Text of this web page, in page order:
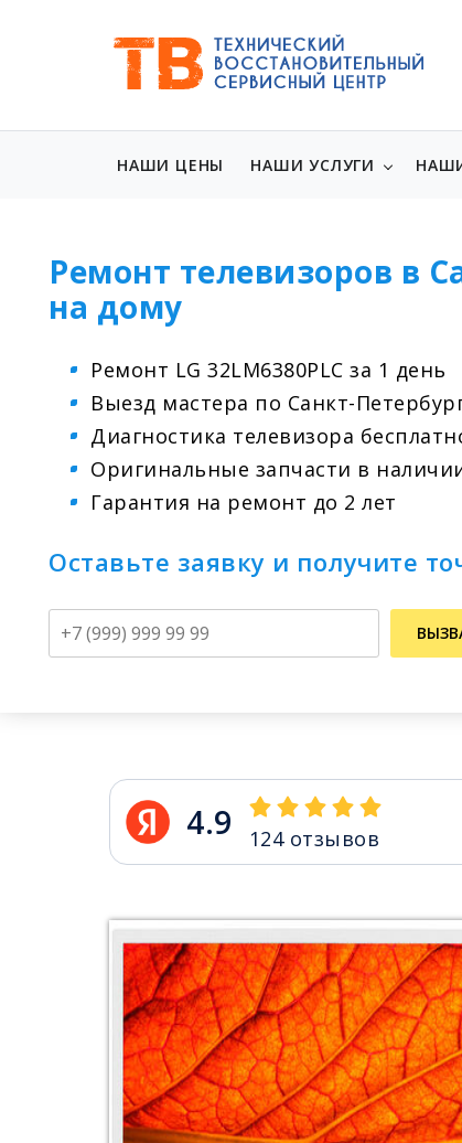
НАШИ ЦЕНЫ НАШИ УСЛУГИ
Ремонт телевизоров в
на дому
Ремонт LG 32LM6380PLC за 1 день
Выезд мастера по Санкт-
Диагностика телевизора
Оригинальные запчасти в
Гарантия на ремонт до 2 лет
Оставьте заявку и получите
4.9 124отзывов